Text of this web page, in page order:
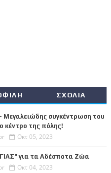
ΣΧΟΛΙΑ
Μεγαλειώδης συγκέντρωση του
κέντρο της πόλης!
Οκτ 05, 2023
για τα Αδέσποτα Ζώα
Οκτ 04, 2023